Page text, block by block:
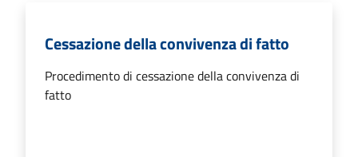
Cessazione della convivenza di fatto
Procedimento di cessazione della convivenza di
fatto